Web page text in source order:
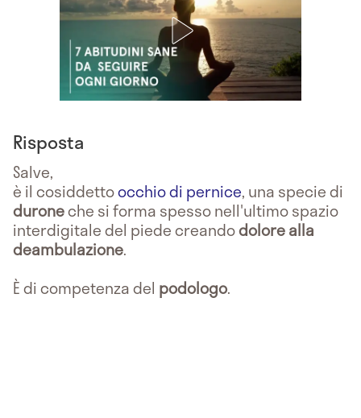
Risposta
Salve,
è il cosiddettoocchio di pernice, una specie di
duroneche si forma spesso nell'ultimo spazio
interdigitale del piede creandodolore alla
deambulazione.
È di competenza del podologo.